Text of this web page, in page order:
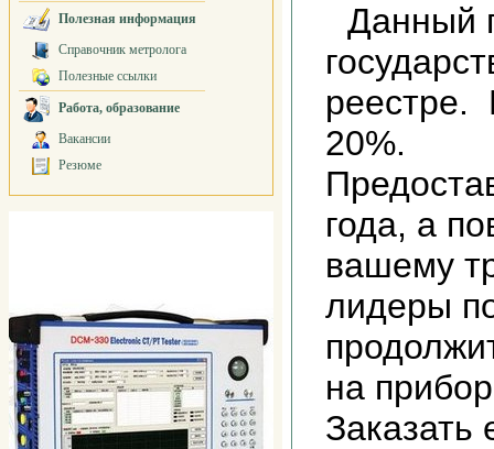
Полезная информация
Справочник метролога
Полезные ссылки
Работа, образование
Вакансии
Резюме
Данный
реестре.
20%.
года, а
вашему
лидеры
на
Заказать